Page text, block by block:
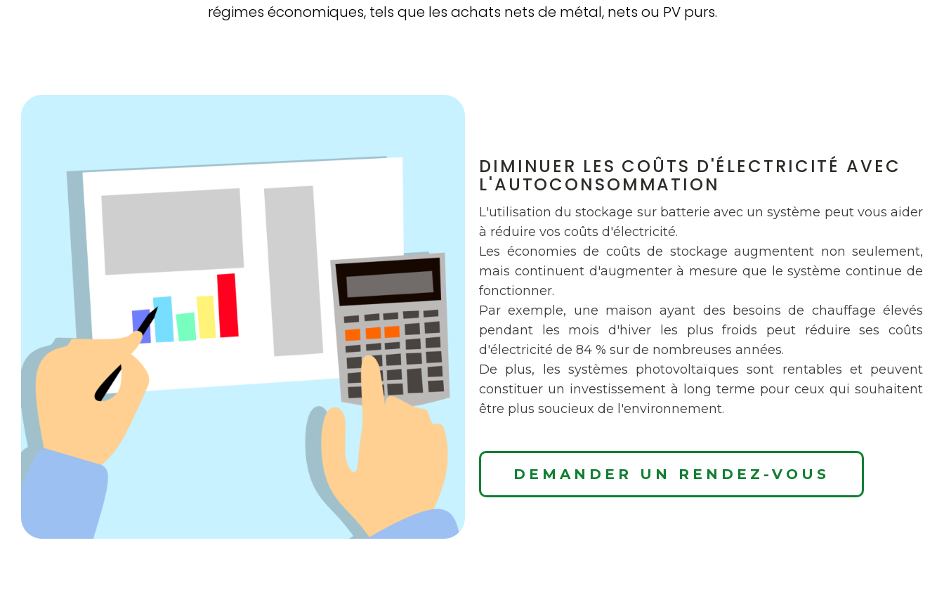
régimes économiques, tels que les achats nets de métal, nets ou PV purs.
DIMINUER LES COÛTS D'ÉLECTRICITÉ AVEC
L'AUTOCONSOMMATION
L'utilisation du stockage sur batterie avec un système peut vous aider
à réduire vos coûts d'électricité.
Les économies de coûts de stockage augmentent non seulement,
mais continuent d'augmenter à mesure que le système continue de
fonctionner.
Par exemple, une maison ayant des besoins de chauffage élevés
pendant les mois d'hiver les plus froids peut réduire ses coûts
d'électricité de 84 % sur de nombreuses années.
De plus, les systèmes photovoltaïques sont rentables et peuvent
constituer un investissement à long terme pour ceux qui souhaitent
être plus soucieux de l'environnement.
DEMANDER UN RENDEZ-VOUS